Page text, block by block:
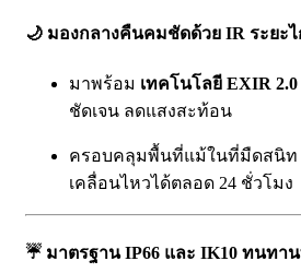
🌙 มองกลางคืนคมชัดด้วย IR ระยะไ
มาพร้อม เทคโนโลยี EXIR 2.0
ชัดเจน ลดแสงสะท้อน
ครอบคลุมพื้นที่แม้ในที่มืดสนิท
เคลื่อนไหวได้ตลอด 24 ชั่วโมง
☔ มาตรฐาน IP66 และ IK10 ทนทา